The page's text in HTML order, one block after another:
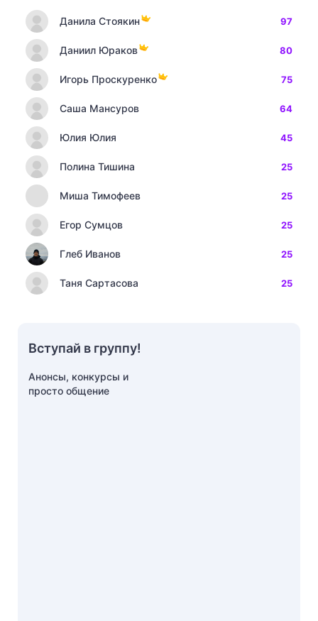
Данила Стоякин 97
Даниил Юраков 80
Игорь Проскуренко 75
Саша Мансуров 64
Юлия Юлия 45
Полина Тишина 25
Миша Тимофеев 25
Егор Сумцов 25
Глеб Иванов 25
Таня Сартасова 25
Вступай в группу!
Анонсы, конкурсы и
просто общение